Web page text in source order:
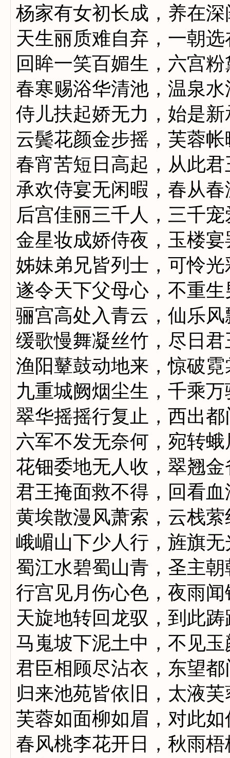
杨家有女初长成，养在
天生丽质难自弃，一朝
回眸一笑百媚生，六宫
春寒赐浴华清池，温泉
侍儿扶起娇无力，始是
云鬓花颜金步摇，芙蓉
春宵苦短日高起，从此
承欢侍宴无闲暇，春从
后宫佳丽三千人，三千
金星妆成娇侍夜，玉楼
姊妹弟兄皆列士，可怜
遂令天下父母心，不重
骊宫高处入青云，仙乐
缓歌慢舞凝丝竹，尽日
渔阳鼙鼓动地来，惊破
九重城阙烟尘生，千乘
翠华摇摇行复止，西出
六军不发无奈何，宛转
花钿委地无人收，翠翘
君王掩面救不得，回看
黄埃散漫风萧索，云栈
峨嵋山下少人行，旌旗
蜀江水碧蜀山青，圣主
行宫见月伤心色，夜雨
天旋地转回龙驭，到此
马嵬坡下泥土中，不见
君臣相顾尽沾衣，东望
归来池苑皆依旧，太液
芙蓉如面柳如眉，对此
春风桃李花开日，秋雨